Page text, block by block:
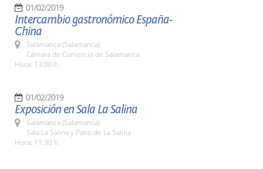
01/02/2019
Intercambio gastronómico España-
China
Salamanca (Salamanca)
Cámara de Comercio de Salamanca
Hora: 13:00 h.
01/02/2019
Exposición en Sala La Salina
Salamanca (Salamanca)
Sala La Salina y Patio de La Salina
Hora: 11:30 h.